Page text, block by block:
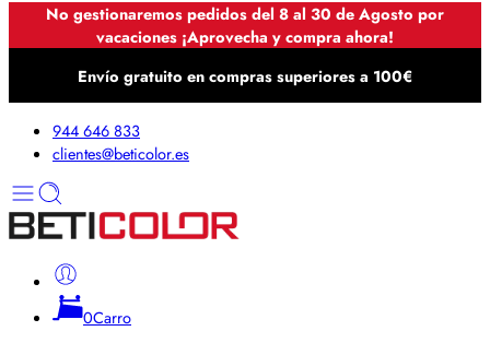
No gestionaremos pedidos del 8 al 30 de Agosto por
vacaciones ¡Aprovecha y compra ahora!
Envío gratuito en compras superiores a 100€
944 646 833
clientes@beticolor.es
0Carro